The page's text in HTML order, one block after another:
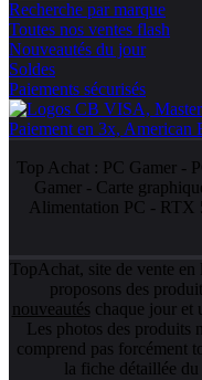
Recherche par marque
Toutes nos ventes flash
Nouveautés du jour
Soldes
Paiements sécurisés
Top Achat : PC Gamer-
Gamer - Carte
Alimentation PC - RTX
TopAchat, site de vente
proposons des
nouveautés chaque jour et
Les photos des produits
comprend pas forcément
la fiche détaillée